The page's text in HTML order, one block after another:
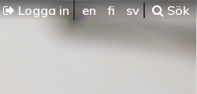
Logga in en fi sv Sök